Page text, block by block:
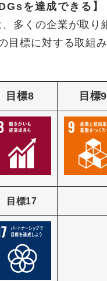
を達成できる 】
多くの企業が取
目標に対する取組
目標8 目標9
目標17